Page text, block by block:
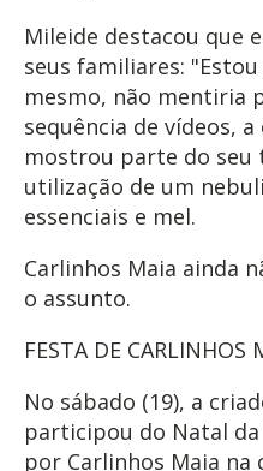
Mileide destacou que
seus familiares:
mesmo, não mentiria
sequência de vídeos,
mostrou parte do seu
utilização de um
essenciais e mel.
Carlinhos Maia ainda
o assunto.
FESTA DE CARLINHOS
No sábado (19), a
participou do Natal
por Carlinhos Maia na